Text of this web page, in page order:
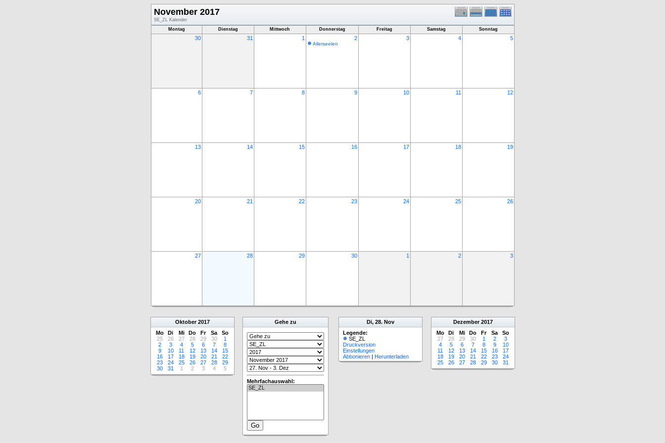
November 2017
SE_ZL Kalender
Montag
Dienstag Mittwoch Donnerstag Freitag Samstag Sonntag
30 31 1 2
Allerseelen
3 4 5
6 7 8 9 10 11 12
13 14 15 16 17 18 19
20 21 22 23 24 25 26
27 28 29 30 1 2 3
Oktober 2017
Mo
Di Mi Do Fr Sa
So
25
26 27 28 29 30
1
2
3 4 5 6 7
8
9
10 11 12 13 14
15
16
17 18 19 20 21
22
23
24 25 26 27 28
29
30
31 1 2 3 4 5
Gehe zu
Mehrfachauswahl:
Di, 28. Nov
Legende:
SE_ZL
Druckversion
Einstellungen
Abbonieren | Herunterladen
Dezember 2017
Mo
Di Mi Do Fr Sa
So
27
28 29 30 1 2
3
4
5 6 7 8 9
10
11
12 13 14 15 16
17
18
19 20 21 22 23
24
25
26 27 28 29 30 31